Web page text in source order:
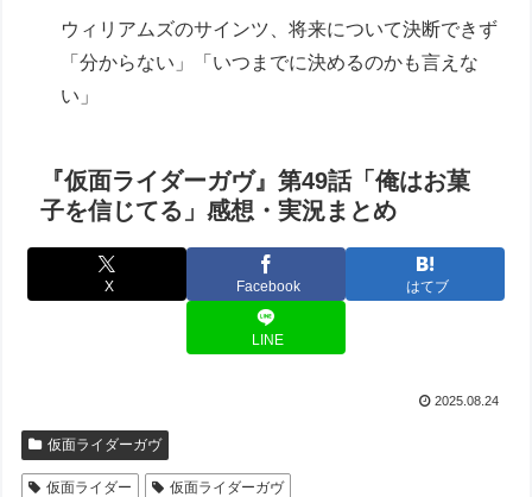
ウィリアムズのサインツ、将来について決断できず
「分からない」「いつまでに決めるのかも言えな
い」
『仮面ライダーガヴ』第49話「俺はお菓
子を信じてる」感想・実況まとめ
X Facebook はてブ
LINE
2025.08.24
仮面ライダーガヴ
仮面ライダー 仮面ライダーガヴ